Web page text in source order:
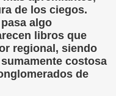
de los ciegos.
algo
libros que
regional, siendo
costosa
de
de Ciegos (Pedro
Cecs, català (Pedro